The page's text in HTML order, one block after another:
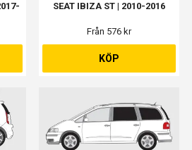
SEAT IBIZA ST | 2010-2016
Från 576 kr
KÖP